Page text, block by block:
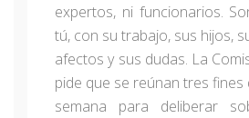
expertos, ni funcionarios.
tú, con su trabajo, sus hijos,
afectos y sus dudas. La
pide que se reúnan tres fines
semana para deliberar